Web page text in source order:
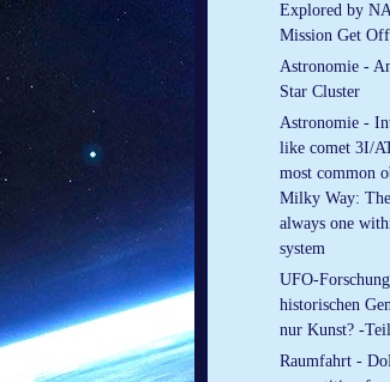
Explored by
Mission Get
Astronomie -
Star Cluster
Astronomie -
like comet 3I/
most common
Milky Way:
always one
system
UFO-
historischen
nur Kunst? -
Raumfahrt -